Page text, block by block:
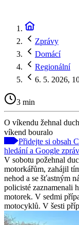
Zprávy
Domácí
Regionální
6. 5. 2026,
3 min
O víkendu žehnal
víkend bouralo
Přidejte si obsah
hledání a Google
V sobotu požehnal
motorkářům, zahájil
nehod a se šťastným
policisté zaznamenali
motorek. V sedmi
motocyklů. V šesti